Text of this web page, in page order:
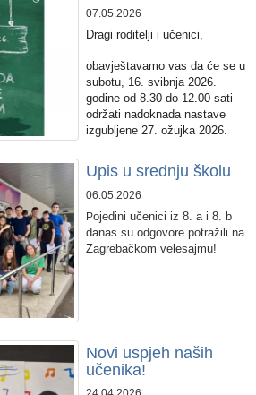
07.05.2026
Dragi roditelji i učenici,
obavještavamo vas da će se u
subotu, 16. svibnja 2026.
godine od 8.30 do 12.00 sati
održati nadoknada nastave
izgubljene 27. ožujka 2026.
Upis u srednju školu
06.05.2026
Pojedini učenici iz 8. a i 8. b
danas su odgovore potražili na
Zagrebačkom velesajmu!
Novi uspjeh naših
učenika!